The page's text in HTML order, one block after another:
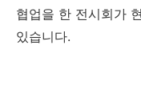
협업을 한 전시회가
있습니다.